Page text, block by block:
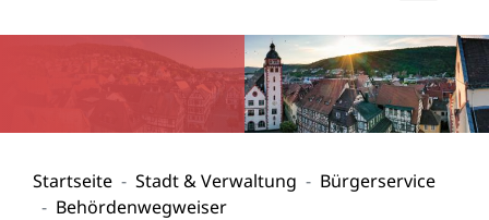
Startseite Stadt & Verwaltung
Bürgerservice
Behördenwegweiser